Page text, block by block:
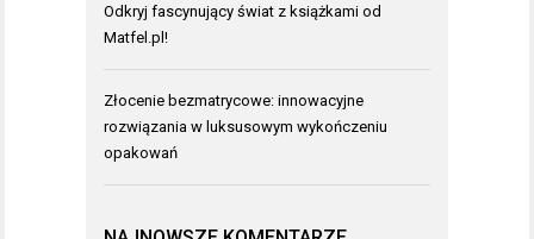
Odkryj fascynujący świat z książkami od
Matfel.pl!
Złocenie bezmatrycowe: innowacyjne
rozwiązania w luksusowym wykończeniu
opakowań